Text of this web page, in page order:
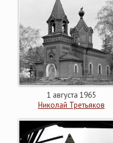
1 августа 1965
Николай Третьяков